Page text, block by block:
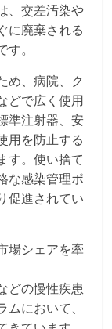
、交差汚染や
に廃棄される
。
め、病院、ク
どで広く使用
準注射器、安
用を防止する
す。使い捨て
な感染管理ポ
促進されてい
場シェアを牽
どの慢性疾患
において、